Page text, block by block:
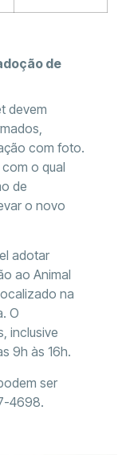
de
devem
com foto.
o qual
de
o novo
adotar
ao Animal
na
O
inclusive
9h às 16h.
ser
4698.